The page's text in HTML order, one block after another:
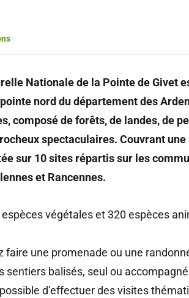
Nationale de la Pointe de Givet
nord du département des
composé de forêts, de landes, de
spectaculaires. Couvrant
sur 10 sites répartis sur les
et Rancennes.
espèces végétales et 320 espèces
faire une promenade ou une
sentiers balisés, seul ou
d’effectuer des visites